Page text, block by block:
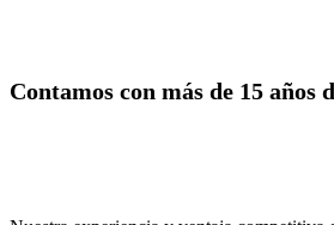
Contamos con más de 15